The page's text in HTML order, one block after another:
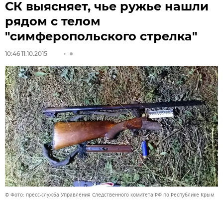
СК выясняет, чье ружье нашли
рядом с телом
"симферопольского стрелка"
10:46 11.10.2015
© Фото: пресс-служба Управления Следственного комитета РФ по Республике Крым